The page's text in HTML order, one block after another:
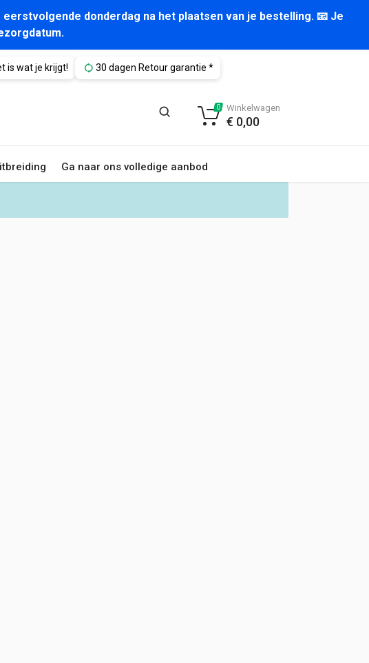
donderdag na het plaatsen van je bestelling. 📧 Je
is wat je krijgt! 30 dagen Retour garantie *
Ga naar ons volledige aanbod
0 Winkelwagen
€ 0,00